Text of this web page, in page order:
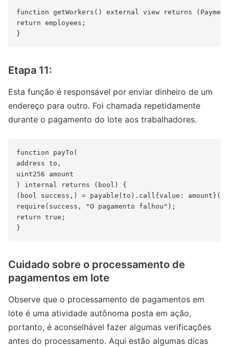
function getWorkers() external view returns
return employees;
Etapa 11:
Esta função é responsável por enviar dinheiro de um
endereço para outro. Foi chamada repetidamente
durante o pagamento do lote aos trabalhadores.
function payTo(
address to,
uint256 amount
) internal returns (bool) {
(bool success,) = payable(to).call{value:
require(success, "O pagamento falhou");
return true;
Cuidado sobre o processamento de
pagamentos em lote
Observe que o processamento de pagamentos em
lote é uma atividade autônoma posta em ação,
portanto, é aconselhável fazer algumas verificações
antes do processamento. Aqui estão algumas dicas